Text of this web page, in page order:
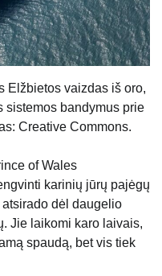
Elžbietos vaizdas iš oro,
sistemos bandymus prie
Creative Commons.
of Wales
karinių jūrų pajėgų
dėl daugelio
Jie laikomi karo laivais,
spaudą, bet vis tiek